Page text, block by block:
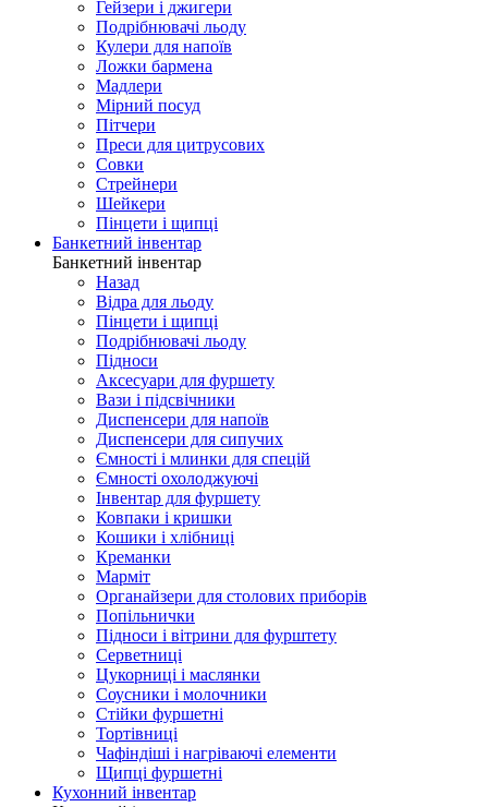
Гейзери і джигери
Подрібнювачі льоду
Кулери для напоїв
Ложки бармена
Мадлери
Мірний посуд
Пітчери
Преси для цитрусових
Совки
Стрейнери
Шейкери
Пінцети і щипці
Банкетний інвентар
Банкетний інвентар
Назад
Відра для льоду
Пінцети і щипці
Подрібнювачі льоду
Підноси
Аксесуари для фуршету
Вази і підсвічники
Диспенсери для напоїв
Диспенсери для сипучих
Ємності і млинки для спецій
Ємності охолоджуючі
Інвентар для фуршету
Ковпаки і кришки
Кошики і хлібниці
Креманки
Марміт
Органайзери для столових приборів
Попільнички
Підноси і вітрини для фурштету
Серветниці
Цукорниці і маслянки
Соусники і молочники
Стійки фуршетні
Тортівниці
Чафіндіші і нагріваючі елементи
Щипці фуршетні
Кухонний інвентар